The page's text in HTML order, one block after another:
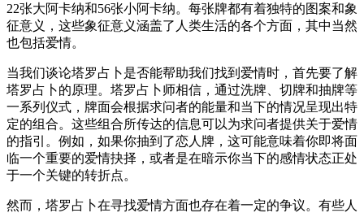
22张大阿卡纳和56张小阿卡纳。每张牌都有着独特的图案和象
征意义，这些象征意义涵盖了人类生活的各个方面，其中当然
也包括爱情。
当我们谈论塔罗占卜是否能帮助我们找到爱情时，首先要了解
塔罗占卜的原理。塔罗占卜师相信，通过洗牌、切牌和抽牌等
一系列仪式，牌面会根据求问者的能量和当下的情况呈现出特
定的组合。这些组合所传达的信息可以为求问者提供关于爱情
的指引。例如，如果你抽到了恋人牌，这可能意味着你即将面
临一个重要的爱情抉择，或者是在暗示你当下的感情状态正处
于一个关键的转折点。
然而，塔罗占卜在寻找爱情方面也存在着一定的争议。有些人